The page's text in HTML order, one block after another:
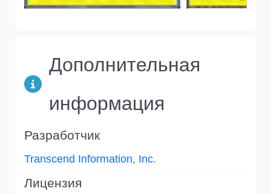
Дополнительная
информация
Разработчик
Transcend Information, Inc.
Лицензия